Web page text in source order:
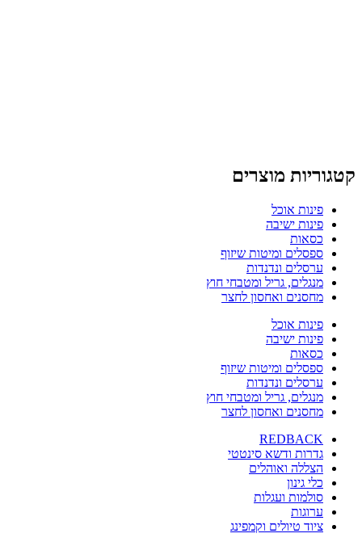
קטגוריות מוצרים
פינות אוכל
פינות ישיבה
כסאות
ספסלים ומיטות שיזוף
ערסלים ונדנדות
מנגלים, גריל ומטבחי חוץ
מחסנים ואחסון לחצר
פינות אוכל
פינות ישיבה
כסאות
ספסלים ומיטות שיזוף
ערסלים ונדנדות
מנגלים, גריל ומטבחי חוץ
מחסנים ואחסון לחצר
REDBACK
גדרות ודשא סינטטי
הצללה ואוהלים
כלי גינון
סולמות ועגלות
ערוגות
ציוד טיולים וקמפינג